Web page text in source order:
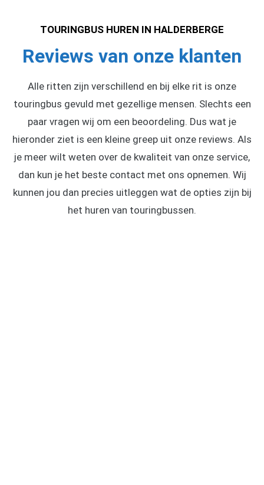
TOURINGBUS HUREN IN HALDERBERGE
Reviews van onze klanten
Alle ritten zijn verschillend en bij elke rit is onze
touringbus gevuld met gezellige mensen. Slechts een
paar vragen wij om een beoordeling. Dus wat je
hieronder ziet is een kleine greep uit onze reviews. Als
je meer wilt weten over de kwaliteit van onze service,
dan kun je het beste contact met ons opnemen. Wij
kunnen jou dan precies uitleggen wat de opties zijn bij
het huren van touringbussen.